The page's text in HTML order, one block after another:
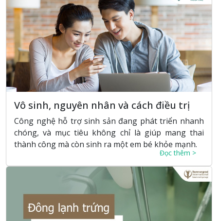
Vô sinh, nguyên nhân và cách điều trị
Công nghệ hỗ trợ sinh sản đang phát triển nhanh
chóng, và mục tiêu không chỉ là giúp mang thai
thành công mà còn sinh ra một em bé khỏe mạnh.
Đọc thêm >